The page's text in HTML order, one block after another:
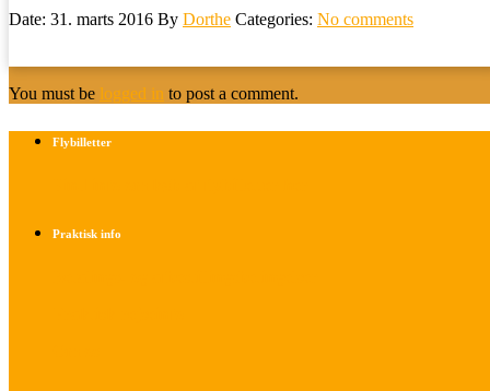
Date: 31. marts 2016 By Dorthe Categories: No comments
You must be logged in to post a comment.
Flybilletter
Praktisk info